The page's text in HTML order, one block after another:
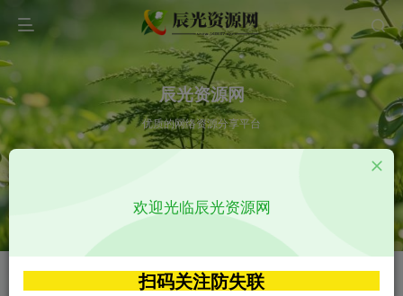
辰光资源网
优质的网络资源分享平台
VIP特权介绍 APP源码
欢迎光临辰光资源网
扫码关注防失联